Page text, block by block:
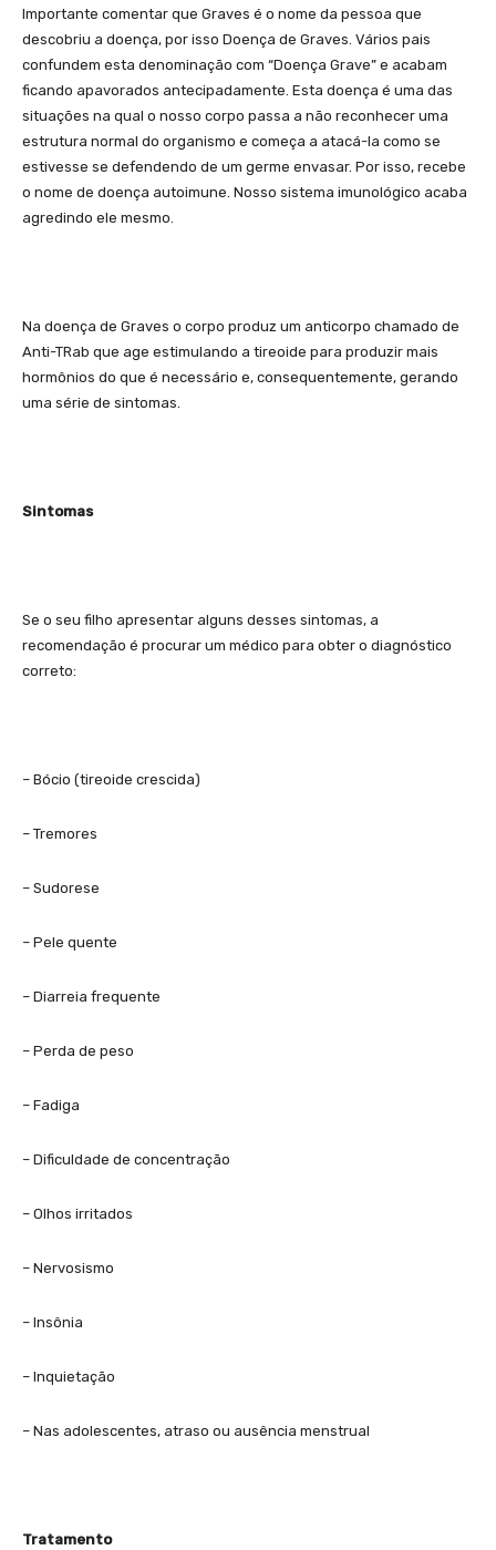
Importante comentar que Graves é o nome da pessoa que
descobriu a doença, por isso Doença de Graves. Vários pais
confundem esta denominação com “Doença Grave” e acabam
ficando apavorados antecipadamente. Esta doença é uma das
situações na qual o nosso corpo passa a não reconhecer uma
estrutura normal do organismo e começa a atacá-la como se
estivesse se defendendo de um germe envasar. Por isso, recebe
o nome de doença autoimune. Nosso sistema imunológico acaba
agredindo ele mesmo.
Na doença de Graves o corpo produz um anticorpo chamado de
Anti-TRab que age estimulando a tireoide para produzir mais
hormônios do que é necessário e, consequentemente, gerando
uma série de sintomas.
Sintomas
Se o seu filho apresentar alguns desses sintomas, a
recomendação é procurar um médico para obter o diagnóstico
correto:
– Bócio (tireoide crescida)
– Tremores
– Sudorese
– Pele quente
– Diarreia frequente
– Perda de peso
– Fadiga
– Dificuldade de concentração
– Olhos irritados
– Nervosismo
– Insônia
– Inquietação
– Nas adolescentes, atraso ou ausência menstrual
Tratamento